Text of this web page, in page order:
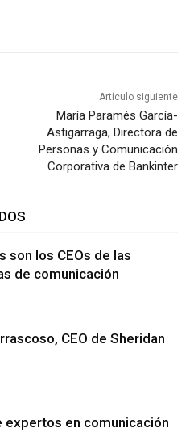
Artículo siguiente
María Paramés García-
Astigarraga, Directora de
Personas y Comunicación
Corporativa de Bankinter
son los CEOs de las
de comunicación
CEO de Sheridan
expertos en comunicación